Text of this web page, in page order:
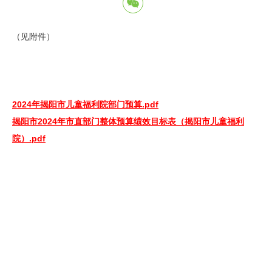
（见附件）
2024年揭阳市儿童福利院部门预算.pdf
揭阳市2024年市直部门整体预算绩效目标表（揭阳市儿童福利
院）.pdf